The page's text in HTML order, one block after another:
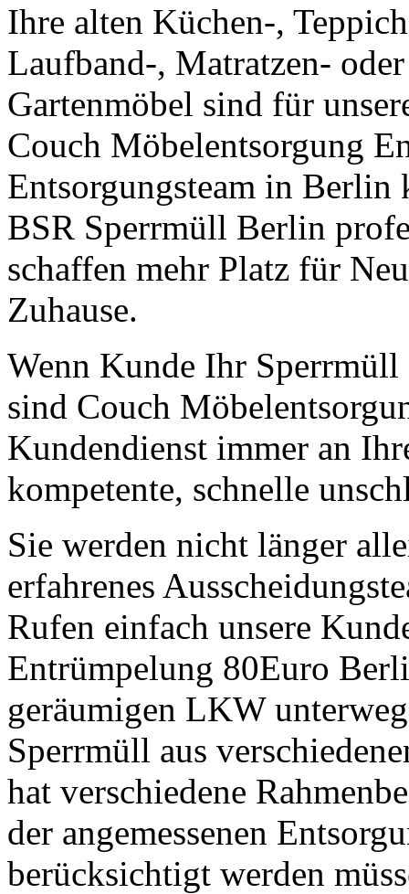
Ihre alten Küchen-,
Laufband-, Matratzen- oder
Gartenmöbel sind für
Couch Möbelentsorgung
Entsorgungsteam in Berlin
BSR Sperrmüll Berlin
schaffen mehr Platz für
Zuhause.
Wenn Kunde Ihr
sind Couch
Kundendienst immer an
kompetente, schnelle
Sie werden nicht länger
erfahrenes
Rufen einfach unsere
Entrümpelung 80Euro
geräumigen LKW
Sperrmüll aus
hat verschiedene
der angemessenen
berücksichtigt werden